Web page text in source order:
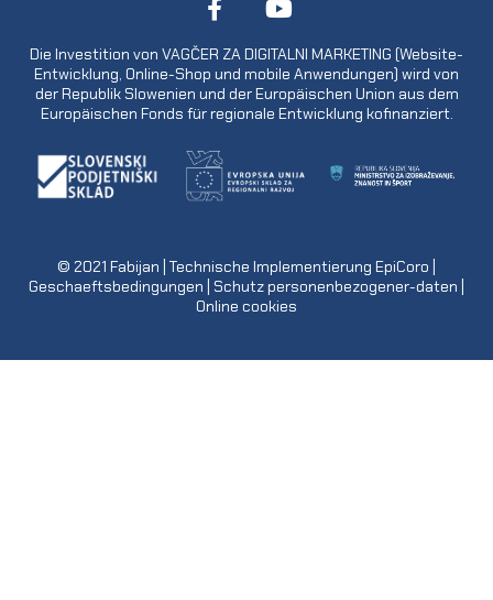
Die Investition von VAGČER ZA DIGITALNI MARKETING (Website-
Entwicklung, Online-Shop und mobile Anwendungen) wird von
der Republik Slowenien und der Europäischen Union aus dem
Europäischen Fonds für regionale Entwicklung kofinanziert.
© 2021 Fabijan | Technische Implementierung EpiCoro
Geschaeftsbedingungen Schutz personenbezogener-daten
Online cookies